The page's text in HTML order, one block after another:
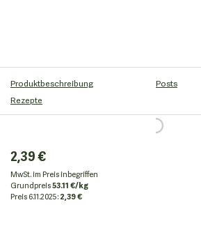
Produktbeschreibung
Posts
Rezepte
2,39 €
MwSt. im Preis inbegriffen
Grundpreis53.11 €/kg
Preis6.11.2025:2,39 €